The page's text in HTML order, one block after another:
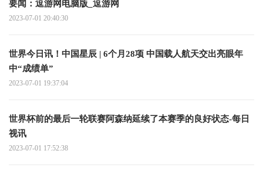
要闻：逗游网电脑版_逗游网
2023-07-01 20:40:30
世界今日讯！中国星辰 | 6个月28项 中国载人航天交出亮眼年
中“成绩单”
2023-07-01 19:37:04
世界杯前的最后一轮联赛阿森纳延续了本赛季的良好状态-每日
视讯
2023-07-01 17:52:38